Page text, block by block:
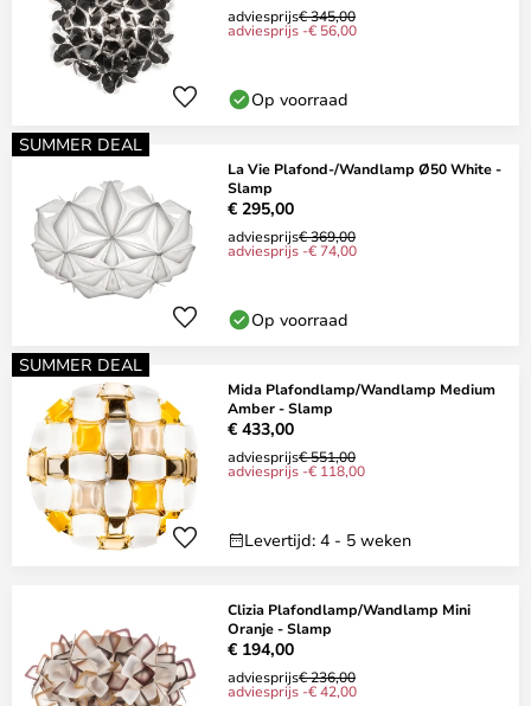
adviesprijs€ 345,00
adviesprijs -€ 56,00
Op voorraad
SUMMER DEAL
La Vie Plafond-/Wandlamp Ø50 White -
Slamp
€ 295,00
adviesprijs€ 369,00
adviesprijs -€ 74,00
Op voorraad
SUMMER DEAL
Mida Plafondlamp/Wandlamp Medium
Amber - Slamp
€ 433,00
adviesprijs€ 551,00
adviesprijs -€ 118,00
Levertijd: 4 - 5 weken
Clizia Plafondlamp/Wandlamp Mini
Oranje - Slamp
€ 194,00
adviesprijs€ 236,00
adviesprijs -€ 42,00